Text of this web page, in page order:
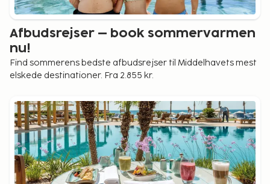
Afbudsrejser – book sommervarmen
nu!
Find sommerens bedste afbudsrejser til Middelhavets mest
elskede destinationer. Fra 2.855 kr.